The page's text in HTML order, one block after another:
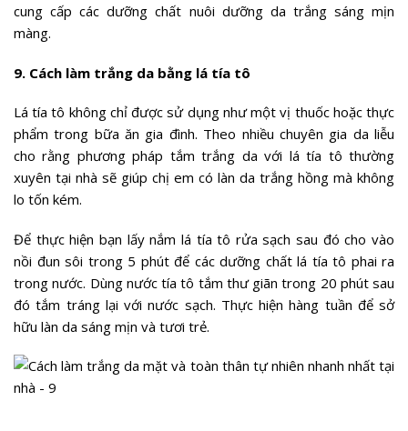
cung cấp các dưỡng chất nuôi dưỡng da trắng sáng mịn
màng.
9. Cách làm trắng da bằng lá tía tô
Lá tía tô không chỉ được sử dụng như một vị thuốc hoặc thực
phẩm trong bữa ăn gia đình. Theo nhiều chuyên gia da liễu
cho rằng phương pháp tắm trắng da với lá tía tô thường
xuyên tại nhà sẽ giúp chị em có làn da trắng hồng mà không
lo tốn kém.
Để thực hiện bạn lấy nắm lá tía tô rửa sạch sau đó cho vào
nồi đun sôi trong 5 phút để các dưỡng chất lá tía tô phai ra
trong nước. Dùng nước tía tô tắm thư giãn trong 20 phút sau
đó tắm tráng lại với nước sạch. Thực hiện hàng tuần để sở
hữu làn da sáng mịn và tươi trẻ.